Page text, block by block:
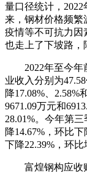
量口径统计，
来，钢材价格频繁
疫情等不可抗力因
也走上了下坡路，
2022年至今年
业收入分别为
降17.08%、2.58%
9671.09万元和
28.01%。今年第
降14.67%，环比
下降22.39%，环比
富煌钢构应收账